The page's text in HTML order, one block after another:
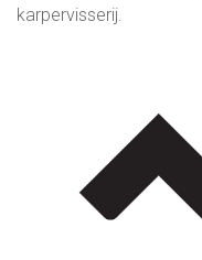
karpervisserij.